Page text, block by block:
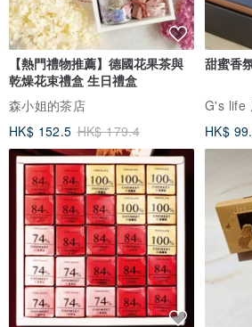
【熱門禮物推薦】德國花果茶與
乾燥花束禮盒 生日禮盒
森小姐的茶店
HK$ 152.5 HK$ 179.4
甜蜜香
G's life
HK$